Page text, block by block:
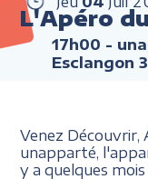
L'Apéro
17h00 -
Esclangon
Venez Découvrir,
unapparté,
y a quelques mois